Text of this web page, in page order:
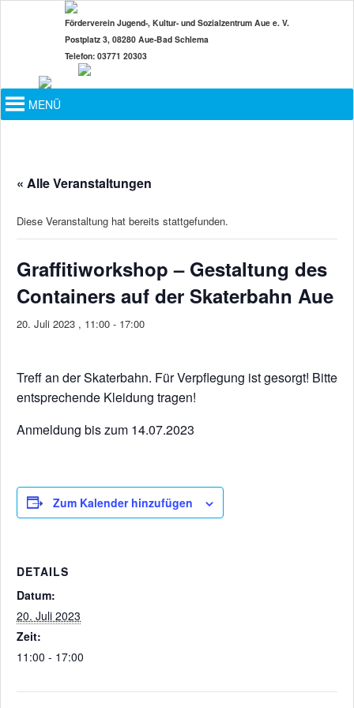
Förderverein Jugend-, Kultur- und Sozialzentrum Aue e. V.
Postplatz 3, 08280 Aue-Bad Schlema
Telefon: 03771 20303
Hauptmenü
MENÜ
« Alle Veranstaltungen
Diese Veranstaltung hat bereits stattgefunden.
Graffitiworkshop – Gestaltung des
Containers auf der Skaterbahn Aue
20. Juli 2023 , 11:00 - 17:00
Treff an der Skaterbahn. Für Verpflegung ist gesorgt! Bitte
entsprechende Kleidung tragen!
Anmeldung bis zum 14.07.2023
Zum Kalender hinzufügen
DETAILS
Datum:
20. Juli 2023
Zeit:
11:00 - 17:00